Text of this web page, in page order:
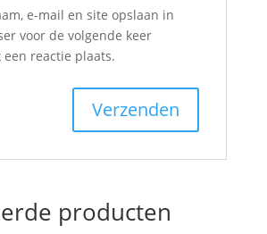
e-mail en site opslaan in
voor de volgende keer
reactie plaats.
producten